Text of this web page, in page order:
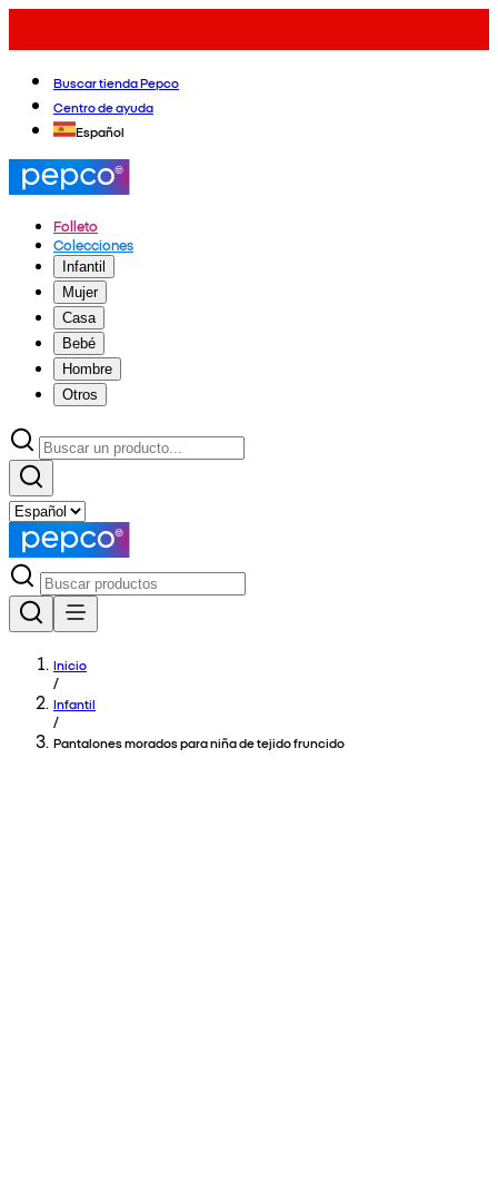
Buscar tienda Pepco
Centro de ayuda
Español
Folleto
Colecciones
Infantil
Mujer
Casa
Bebé
Hombre
Otros
Inicio
/
Infantil
/
Pantalones morados para niña de tejido fruncido